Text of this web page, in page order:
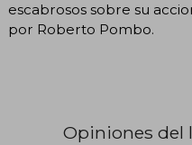
escabrosos sobre su
por Roberto Pombo.
Opiniones del